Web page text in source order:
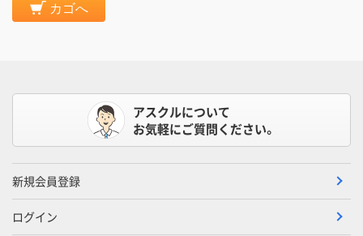
カゴへ
アスクルについて
お気軽にご質問ください。
新規会員登録
ログイン